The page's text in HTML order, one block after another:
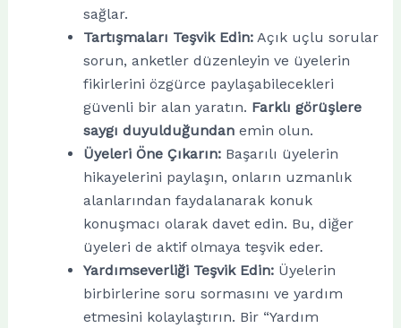
sağlar.
Tartışmaları Teşvik Edin:Açık uçlu sorular
sorun, anketler düzenleyin ve üyelerin
fikirlerini özgürce paylaşabilecekleri
güvenli bir alan yaratın. Farklı görüşlere
saygı duyulduğundanemin olun.
Üyeleri Öne Çıkarın:Başarılı üyelerin
hikayelerini paylaşın, onların uzmanlık
alanlarından faydalanarak konuk
konuşmacı olarak davet edin. Bu, diğer
üyeleri de aktif olmaya teşvik eder.
Yardımseverliği Teşvik Edin:Üyelerin
birbirlerine soru sormasını ve yardım
etmesini kolaylaştırın. Bir “Yardım